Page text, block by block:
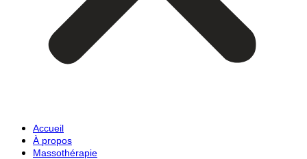
Accueil
À propos
Massothérapie